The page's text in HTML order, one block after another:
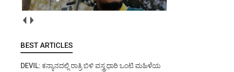
BEST ARTICLES
DEVIL: ಕನ್ಯಾನದಲ್ಲಿ ರಾತ್ರಿ ಬಿಳಿ ವಸ್ತ್ರಧಾರಿ ಒಂಟಿ ಮಹಿಳೆಯ